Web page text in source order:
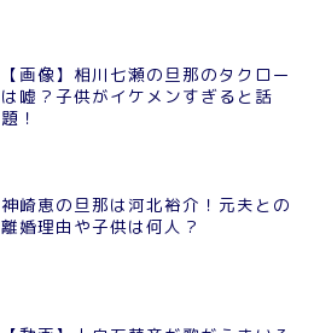
【画像】相川七瀬の旦那のタクロー
は嘘？子供がイケメンすぎると話
題！
神崎恵の旦那は河北裕介！元夫との
離婚理由や子供は何人？